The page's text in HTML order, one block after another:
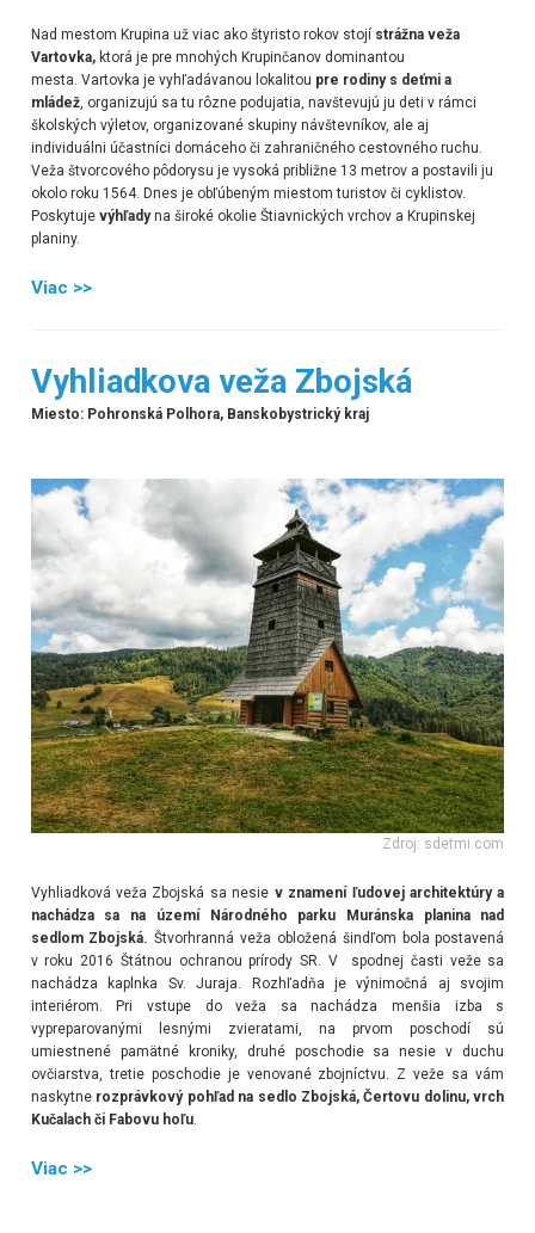
Nad mestom Krupina už viac ako štyristo rokov stojí strážna veža
Vartovka,ktorá je pre mnohých Krupinčanov dominantou
mesta. Vartovka je vyhľadávanou lokalitou pre rodiny s deťmi a
mládež, organizujú sa tu rôzne podujatia, navštevujú ju deti v rámci
školských výletov, organizované skupiny návštevníkov, ale aj
individuálni účastníci domáceho či zahraničného cestovného ruchu.
Veža štvorcového pôdorysu je vysoká približne 13 metrov a postavili ju
okolo roku 1564. Dnes je obľúbeným miestom turistov či cyklistov.
Poskytujevýhľadyna široké okolie Štiavnických vrchov a Krupinskej
planiny.
Viac >>
Vyhliadkova veža Zbojská
Miesto: Pohronská Polhora, Banskobystrický kraj
Zdroj: sdetmi.com
Vyhliadková veža Zbojská sa nesie v znamení ľudovej architektúry a
nachádza sa na území Národného parku Muránska planina nad
sedlom Zbojská. Štvorhranná veža obložená šindľom bola postavená
v roku 2016 Štátnou ochranou prírody SR. V spodnej časti veže sa
nachádza kaplnka Sv. Juraja. Rozhľadňa je výnimočná aj svojim
interiérom. Pri vstupe do veža sa nachádza menšia izba s
vypreparovanými lesnými zvieratami, na prvom poschodí sú
umiestnené pamätné kroniky, druhé poschodie sa nesie v duchu
ovčiarstva, tretie poschodie je venované zbojníctvu. Z veže sa vám
naskytne rozprávkový pohľad na sedlo Zbojská, Čertovu dolinu, vrch
Kučalach či Fabovu hoľu.
Viac >>